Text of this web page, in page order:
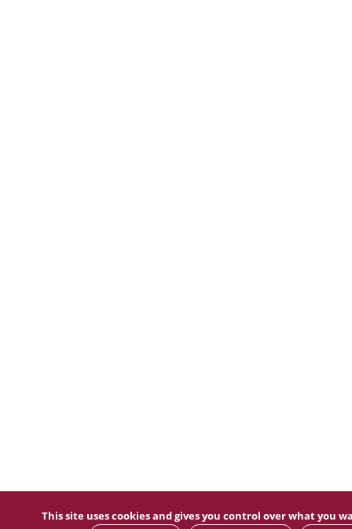
This site uses cookies and gives you control over what you